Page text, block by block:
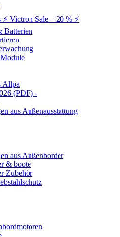
Victron Sale – 20 % ⚡
Batterien
Allpa
(PDF) -
aus Außenausstattung
aus Außenborder
& boote
Zubehör